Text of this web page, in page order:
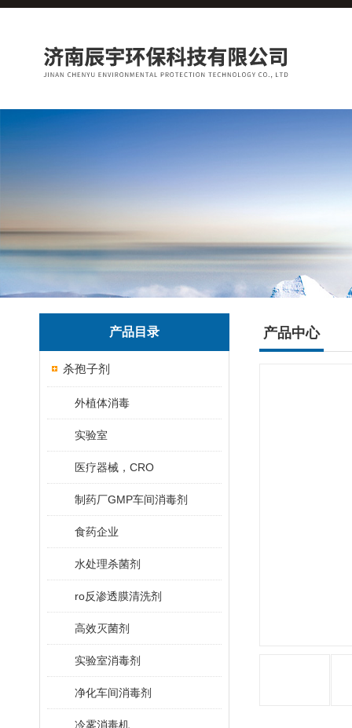
产品目录
杀孢子剂
外植体消毒
实验室
医疗器械，CRO
制药厂GMP车间消毒剂
食药企业
水处理杀菌剂
ro反渗透膜清洗剂
高效灭菌剂
实验室消毒剂
净化车间消毒剂
冷雾消毒机
产品中心